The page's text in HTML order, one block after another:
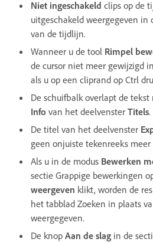
Niet ingeschakeld clips op de
uitgeschakeld weergegeven in
van de tijdlijn.
Wanneer u de tool Rimpel
de cursor niet meer gewijzigd
als u op een cliprand op Ctrl
De schuifbalk overlapt de
Info van het deelvenster Titels.
De titel van het deelvenster
geen onjuiste tekenreeks meer
Als u in de modus Bewerken
sectie Grappige bewerkingen
weergeven klikt, worden de
het tabblad Zoeken in plaats
weergegeven.
De knop Aan de slag in de